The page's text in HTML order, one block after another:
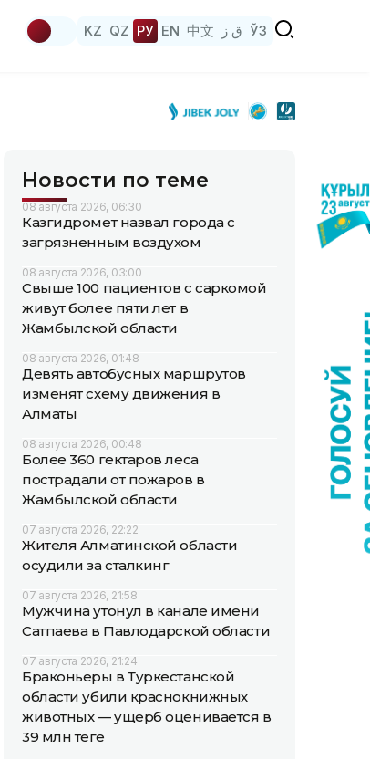
KZ QZ РУ EN 中文 ق ز ЎЗ
Новости по теме
08 августа 2026, 06:30
Казгидромет назвал города с
загрязненным воздухом
08 августа 2026, 03:00
Свыше 100 пациентов с саркомой
живут более пяти лет в
Жамбылской области
08 августа 2026, 01:48
Девять автобусных маршрутов
изменят схему движения в
Алматы
08 августа 2026, 00:48
Более 360 гектаров леса
пострадали от пожаров в
Жамбылской области
07 августа 2026, 22:22
Жителя Алматинской области
осудили за сталкинг
07 августа 2026, 21:58
Мужчина утонул в канале имени
Сатпаева в Павлодарской области
07 августа 2026, 21:24
Браконьеры в Туркестанской
области убили краснокнижных
животных — ущерб оценивается в
39 млн теңге